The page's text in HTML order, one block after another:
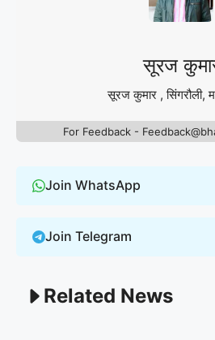
सूरज
सूरज कुमार , सिंगरौली,
For Feedback -
Join WhatsApp
Join Telegram
Related News